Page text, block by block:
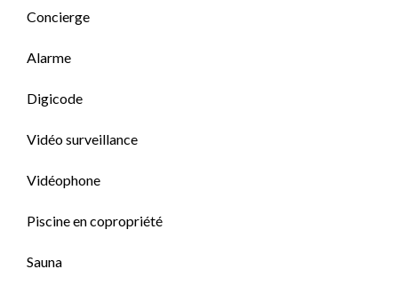
Concierge
Alarme
Digicode
Vidéo surveillance
Vidéophone
Piscine en copropriété
Sauna